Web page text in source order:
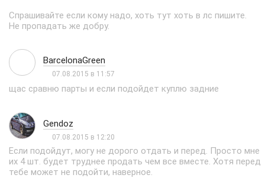
Спрашивайте если кому надо, хоть тут хоть в лс пишите.
Не пропадать же добру.
BarcelonaGreen
07.08.2015 в 11:57
щас сравню парты и если подойдет куплю задние
Gendoz
07.08.2015 в 12:20
Если подойдут, могу не дорого отдать и перед. Просто мне
их 4 шт. будет труднее продать чем все вместе. Хотя перед
тебе может не подойти, наверное.